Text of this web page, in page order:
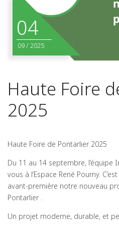
04
09/ 2025
Haute Foire
2025
Haute Foire de Pontarlier 2025
Du 11 au 14 septembre,
vous à l’Espace René Pourny.
avant-première notre nouveau
Pontarlier .
Un projet moderne, durable, et